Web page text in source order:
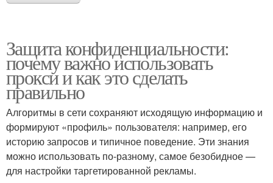
Защита конфиденциальности:
почему важно использовать
прокси и как это сделать
правильно
Алгоритмы в сети сохраняют исходящую информацию и
формируют «профиль» пользователя: например, его
историю запросов и типичное поведение. Эти знания
можно использовать по-разному, самое безобидное —
для настройки таргетированной рекламы.